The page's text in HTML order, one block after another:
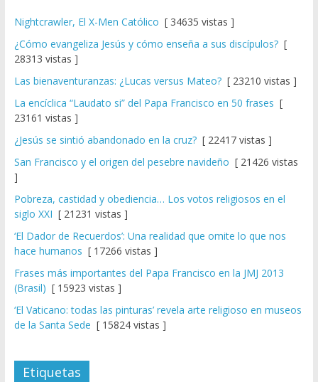
Nightcrawler, El X-Men Católico [ 34635 vistas ]
¿Cómo evangeliza Jesús y cómo enseña a sus discípulos?[
28313 vistas ]
Las bienaventuranzas: ¿Lucas versus Mateo?[ 23210 vistas ]
La encíclica “Laudato si” del Papa Francisco en 50 frases [
23161 vistas ]
¿Jesús se sintió abandonado en la cruz?[ 22417 vistas ]
San Francisco y el origen del pesebre navideño [ 21426 vistas
]
Pobreza, castidad y obediencia… Los votos religiosos en el
siglo XXI [ 21231 vistas ]
‘El Dador de Recuerdos’: Una realidad que omite lo que nos
hace humanos [ 17266 vistas ]
Frases más importantes del Papa Francisco en la JMJ 2013
(Brasil) [ 15923 vistas ]
‘El Vaticano: todas las pinturas’ revela arte religioso en museos
de la Santa Sede [ 15824 vistas ]
Etiquetas